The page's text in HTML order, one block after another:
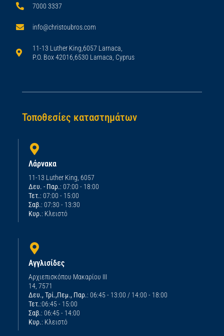
7000 3337
info@christoubros.com
11-13 Luther King,6057 Larnaca,
P.O. Box 42016,6530 Larnaca, Cyprus
Τοποθεσίες καταστημάτων
Λάρνακα
11-13 Luther King, 6057
Δευ. - Παρ.: 07:00 - 18:00
Τετ.: 07:00 - 15:00
Σαβ.: 07:30 - 13:30
Κυρ.: Κλειστό
Αγγλισίδες
Αρχιεπισκόπου Μακαρίου ΙΙΙ
14, 7571
Δευ., Τρί.,Πεμ., Παρ.: 06:45 - 13:00 / 14:00 - 18:00
Τετ.:06:45 - 15:00
Σαβ.: 06:45 - 14:00
Κυρ.: Κλειστό